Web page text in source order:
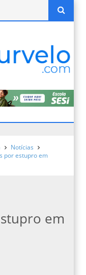
Notícias
por estupro em
em